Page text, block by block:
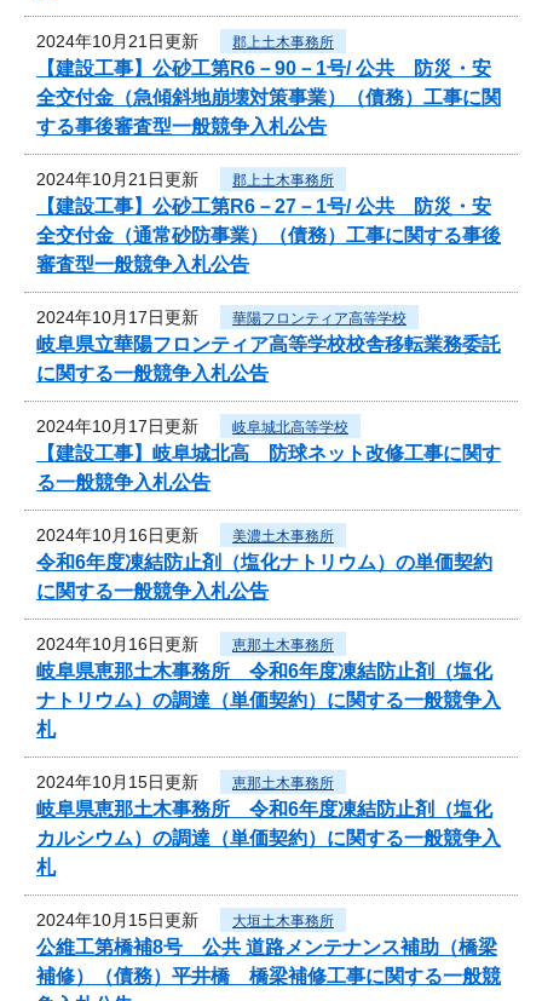
2024年10月21日更新 郡上土木事務所
【建設工事】公砂工第R6－90－1号/ 公共 防災・安
全交付金（急傾斜地崩壊対策事業）（債務）工事に関
する事後審査型一般競争入札公告
2024年10月21日更新 郡上土木事務所
【建設工事】公砂工第R6－27－1号/ 公共 防災・安
全交付金（通常砂防事業）（債務）工事に関する事後
審査型一般競争入札公告
2024年10月17日更新 華陽フロンティア高等学校
岐阜県立華陽フロンティア高等学校校舎移転業務委託
に関する一般競争入札公告
2024年10月17日更新 岐阜城北高等学校
【建設工事】岐阜城北高 防球ネット改修工事に関す
る一般競争入札公告
2024年10月16日更新 美濃土木事務所
令和6年度凍結防止剤（塩化ナトリウム）の単価契約
に関する一般競争入札公告
2024年10月16日更新 恵那土木事務所
岐阜県恵那土木事務所 令和6年度凍結防止剤（塩化
ナトリウム）の調達（単価契約）に関する一般競争入
札
2024年10月15日更新 恵那土木事務所
岐阜県恵那土木事務所 令和6年度凍結防止剤（塩化
カルシウム）の調達（単価契約）に関する一般競争入
札
2024年10月15日更新 大垣土木事務所
公維工第橋補8号 公共 道路メンテナンス補助（橋梁
補修）（債務）平井橋 橋梁補修工事に関する一般競